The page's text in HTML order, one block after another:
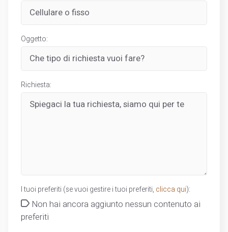
Oggetto:
Richiesta:
I tuoi preferiti (se vuoi gestire i tuoi preferiti, clicca qui):
Non hai ancora aggiunto nessun contenuto ai
preferiti